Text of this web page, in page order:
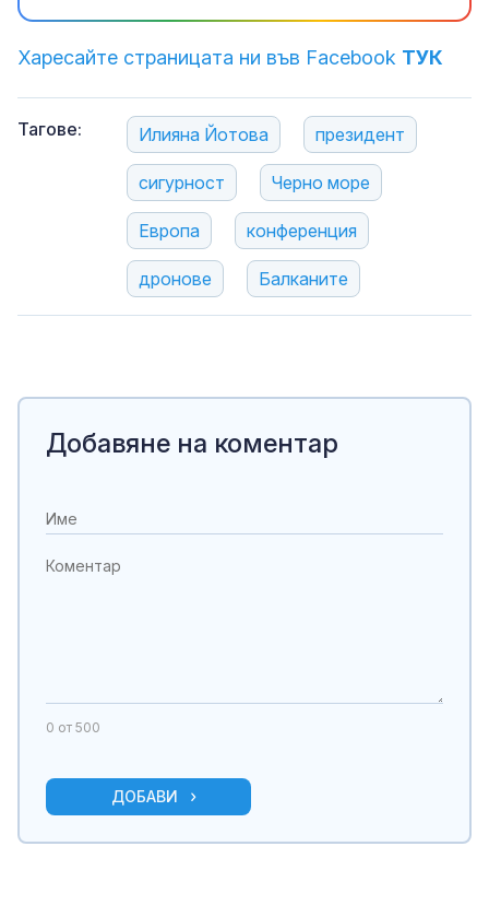
Харесайте страницата ни във Facebook ТУК
Тагове: Илияна Йотова президент
сигурност Черно море
Европа конференция
дронове Балканите
Добавяне на коментар
0 от 500
ДОБАВИ